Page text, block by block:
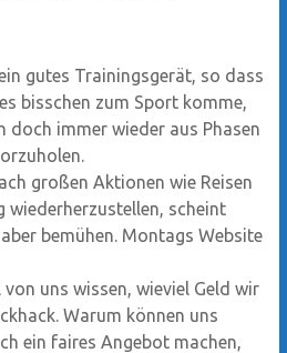
gutes Trainingsgerät, so dass
bisschen zum Sport komme,
doch immer wieder aus Phasen
großen Aktionen wie Reisen
wiederherzustellen, scheint
bemühen. Montags Website
uns wissen, wieviel Geld wir
Warum können uns
ein faires Angebot machen,